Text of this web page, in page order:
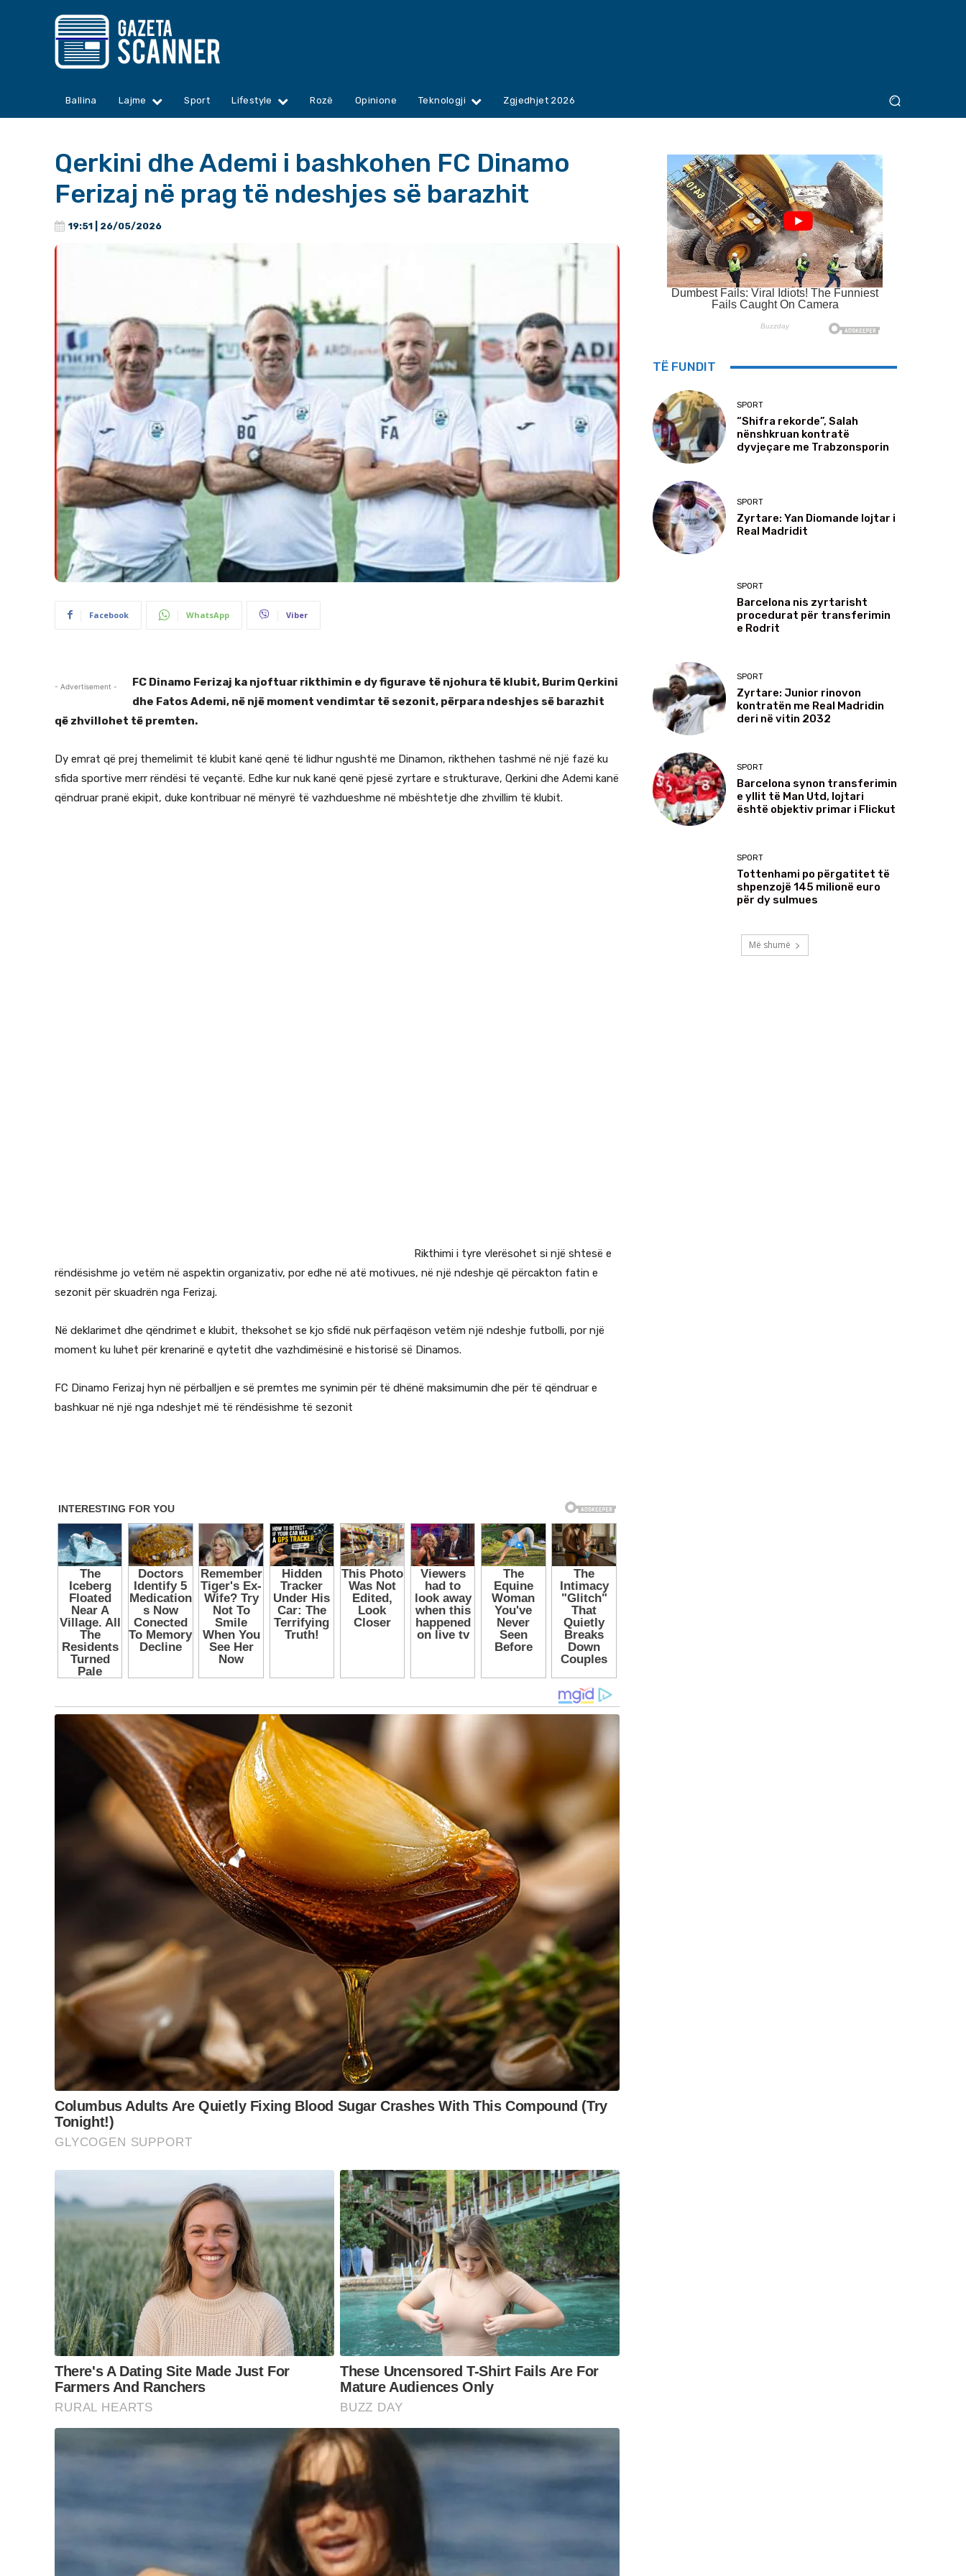
Ballina Lajme Sport Lifestyle Rozë Opinione Teknologji Zgjedhjet 2026
Qerkini dhe Ademi i bashkohen FC Dinamo
Ferizaj në prag të ndeshjes së barazhit
19:51 | 26/05/2026
Facebook WhatsApp Viber
- Advertisement -
FC Dinamo Ferizaj ka njoftuar rikthimin e dy figurave të njohura të klubit, Burim Qerkini
dhe Fatos Ademi, në një moment vendimtar të sezonit, përpara ndeshjes së barazhit
që zhvillohet të premten.
Dy emrat që prej themelimit të klubit kanë qenë të lidhur ngushtë me Dinamon, rikthehen tashmë në një fazë ku
sfida sportive merr rëndësi të veçantë. Edhe kur nuk kanë qenë pjesë zyrtare e strukturave, Qerkini dhe Ademi kanë
qëndruar pranë ekipit, duke kontribuar në mënyrë të vazhdueshme në mbështetje dhe zhvillim të klubit.
Rikthimi i tyre vlerësohet si një shtesë e
rëndësishme jo vetëm në aspektin organizativ, por edhe në atë motivues, në një ndeshje që përcakton fatin e
sezonit për skuadrën nga Ferizaj.
Në deklarimet dhe qëndrimet e klubit, theksohet se kjo sfidë nuk përfaqëson vetëm një ndeshje futbolli, por një
moment ku luhet për krenarinë e qytetit dhe vazhdimësinë e historisë së Dinamos.
FC Dinamo Ferizaj hyn në përballjen e së premtes me synimin për të dhënë maksimumin dhe për të qëndruar e
bashkuar në një nga ndeshjet më të rëndësishme të sezonit
TË FUNDIT
SPORT
“Shifra rekorde”, Salah
nënshkruan kontratë
dyvjeçare me Trabzonsporin
SPORT
Zyrtare: Yan Diomande lojtar i
Real Madridit
SPORT
Barcelona nis zyrtarisht
procedurat për transferimin
e Rodrit
SPORT
Zyrtare: Junior rinovon
kontratën me Real Madridin
deri në vitin 2032
SPORT
Barcelona synon transferimin
e yllit të Man Utd, lojtari
është objektiv primar i Flickut
SPORT
Tottenhami po përgatitet të
shpenzojë 145 milionë euro
për dy sulmues
Më shumë